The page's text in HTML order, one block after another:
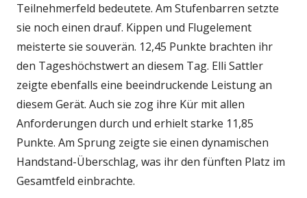
Teilnehmerfeld bedeutete. Am Stufenbarren setzte
sie noch einen drauf. Kippen und Flugelement
meisterte sie souverän. 12,45 Punkte brachten ihr
den Tageshöchstwert an diesem Tag. Elli Sattler
zeigte ebenfalls eine beeindruckende Leistung an
diesem Gerät. Auch sie zog ihre Kür mit allen
Anforderungen durch und erhielt starke 11,85
Punkte. Am Sprung zeigte sie einen dynamischen
Handstand-Überschlag, was ihr den fünften Platz im
Gesamtfeld einbrachte.